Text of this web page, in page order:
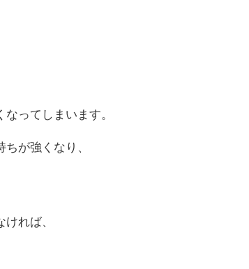
ってしまいます。
が強くなり、
れば、